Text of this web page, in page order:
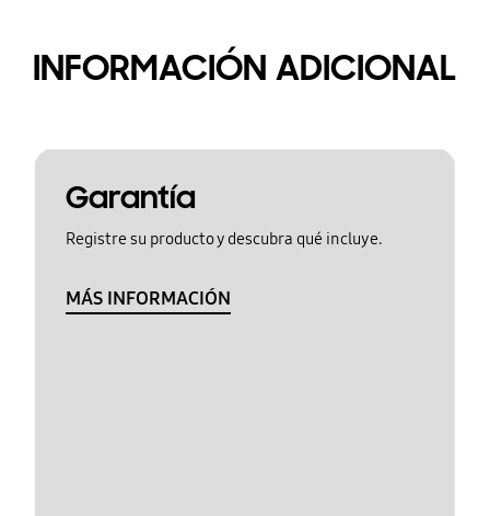
INFORMACIÓN ADICIONAL
Garantía
Registre su producto y descubra qué incluye.
MÁS INFORMACIÓN